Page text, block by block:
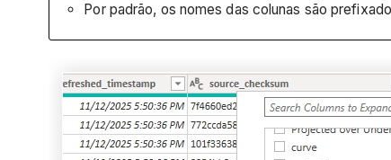
Por padrão, os nomes das colunas são